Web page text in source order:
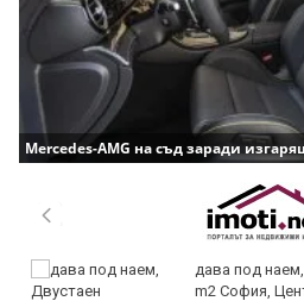
Mercedes-AMG на съд заради
дава под
m2 София,